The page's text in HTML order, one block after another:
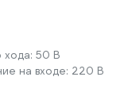
хода: 50 В
на входе: 220 В